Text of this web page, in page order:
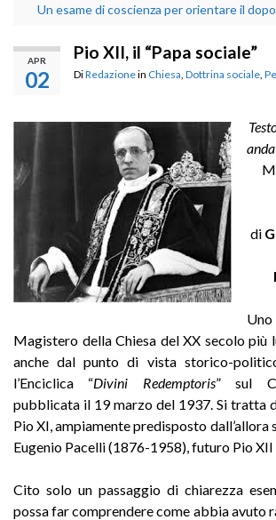
Un esame di coscienza per orientare il
APR
02
Pio XII, il “Papa sociale”
DiRedazionein Chiesa Dottrina sociale
di
Uno
Magistero della Chiesa del XX secolo più
anche dal punto di vista storico-
l’Enciclica “Divini Redemptoris” sul
pubblicata il 19 marzo del 1937. Si tratta
Pio XI, ampiamente predisposto
Eugenio Pacelli (1876-1958), futuro Pio
Cito solo un passaggio di chiarezza
possa far comprendere come abbia avuto